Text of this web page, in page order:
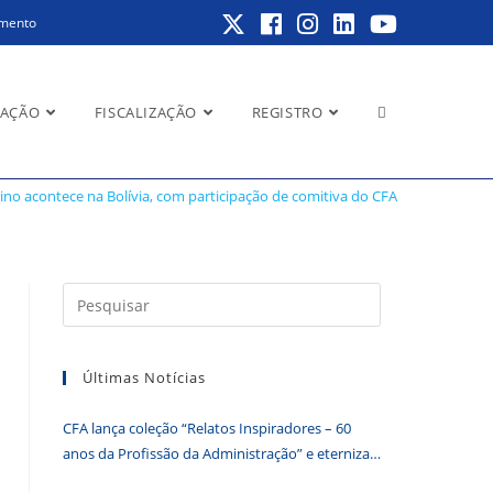
FISCALIZAÇÃO REGISTRO Alternar
do
do CFA
acontece na Bolívia, com participação de comitiva do CFA
a
o
Últimas Notícias
CFA lança coleção “Relatos Inspiradores – 60
anos da Profissão da Administração” e eterniza